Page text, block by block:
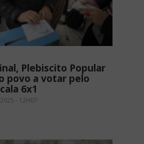
Plebiscito Popular
povo a votar pelo
6x1
- 12H07